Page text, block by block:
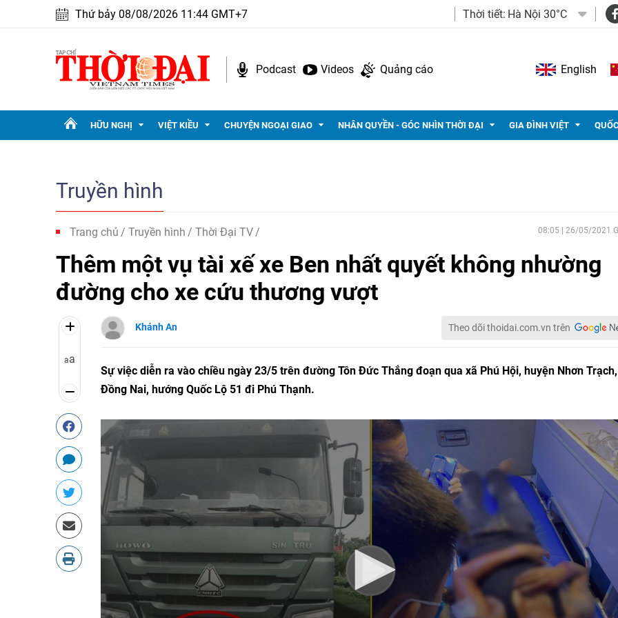
Thứ bảy 08/08/2026 11:44 GMT+7 Thời tiết: Hà Nội 30°C
Podcast Videos Quảng cáo English
HỮU NGHỊ VIỆT KIỀU CHUYỆN NGOẠI GIAO NHÂN QUYỀN - GÓC NHÌN THỜI ĐẠI GIA ĐÌNH VIỆT
Truyền hình
Trang chủ Truyền hình Thời Đại TV 08:05 | 26/05/2021
Thêm một vụ tài xế xe Ben nhất quyết không nhường
đường cho xe cứu thương vượt
aa
Khánh An Theo dõi thoidai.com.vn trên
Sự việc diễn ra vào chiều ngày 23/5 trên đường Tôn Đức Thắng đoạn qua xã Phú Hội, huyện Nhơn
Đồng Nai, hướng Quốc Lộ 51 đi Phú Thạnh.